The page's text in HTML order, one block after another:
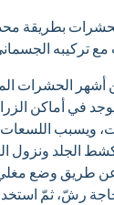
بطريقة
تركيبه
أشهر الحشرات
في أماكن
ويسبب اللسعات
الجلد ونزول
طريق وضع مغلي
رشّ، ثمّ